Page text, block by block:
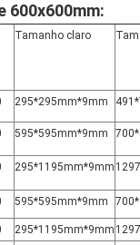
600x600mm:
Tamanho claro
295*295mm*9mm
595*595mm*9mm
295*1195mm*9mm
595*595mm*9mm
295*1195mm*9mm